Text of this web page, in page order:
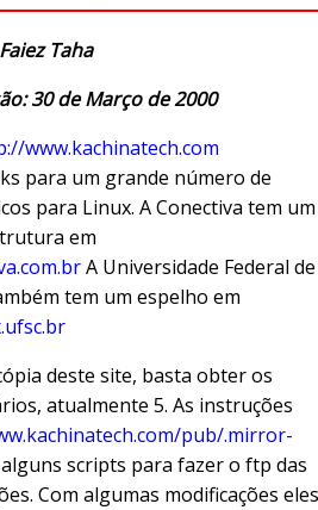
Taha
30 de Março de 2000
www.kachinatech.com
para um grande número de
para Linux. A Conectiva tem um
em
A Universidade Federal de
tem um espelho em
deste site, basta obter os
atualmente 5. As instruções
pub/.mirror-
scripts para fazer o ftp das
Com algumas modificações eles